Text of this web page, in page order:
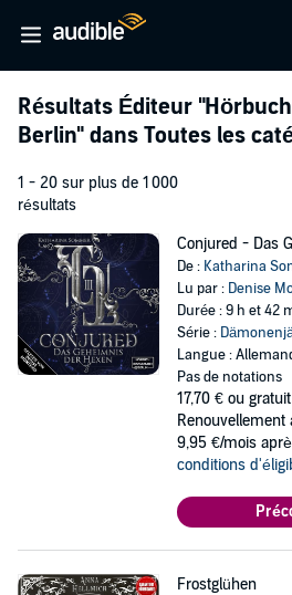
Résultats Éditeur
Berlin" dans Toutes les
1 - 20 sur plus de 1 000
résultats
Conjured - Das
De : Katharina
Lu par : Denise
Durée : 9 h et 42
Série :
Langue :
Pas de notations
17,70 € ou
9,95 €/mois
conditions
Frostglühen